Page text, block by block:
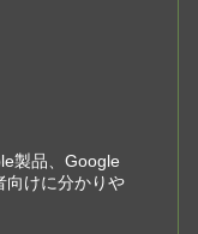
製品、Google
向けに分かりや